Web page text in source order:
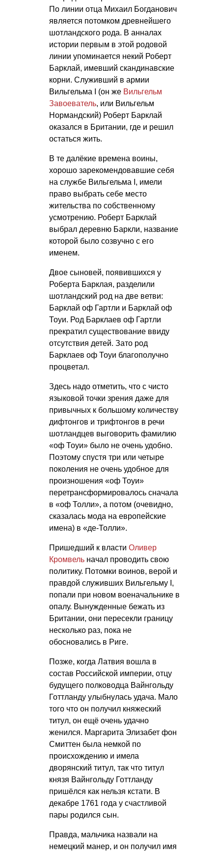
По линии отца Михаил Богданович
является потомком древнейшего
шотландского рода. В анналах
истории первым в этой родовой
линии упоминается некий Роберт
Барклай, имевший скандинавские
корни. Служивший в армии
Вильгельма I (он же Вильгельм
Завоеватель, или Вильгельм
Нормандский) Роберт Барклай
оказался в Британии, где и решил
остаться жить.
В те далёкие времена воины,
хорошо зарекомендовавшие себя
на службе Вильгельма I, имели
право выбрать себе место
жительства по собственному
усмотрению. Роберт Барклай
выбрал деревню Баркли, название
которой было созвучно с его
именем.
Двое сыновей, появившихся у
Роберта Барклая, разделили
шотландский род на две ветви:
Барклай оф Гартли и Барклай оф
Тоуи. Род Барклаев оф Гартли
прекратил существование ввиду
отсутствия детей. Зато род
Барклаев оф Тоуи благополучно
процветал.
Здесь надо отметить, что с чисто
языковой точки зрения даже для
привычных к большому количеству
дифтонгов и трифтонгов в речи
шотландцев выговорить фамилию
«оф Тоуи» было не очень удобно.
Поэтому спустя три или четыре
поколения не очень удобное для
произношения «оф Тоуи»
перетрансформировалось сначала
в «оф Толли», а потом (очевидно,
сказалась мода на европейские
имена) в «де-Толли».
Пришедший к власти Оливер
Кромвель начал проводить свою
политику. Потомки воинов, верой и
правдой служивших Вильгельму I,
попали при новом военачальнике в
опалу. Вынужденные бежать из
Британии, они пересекли границу
несколько раз, пока не
обосновались в Риге.
Позже, когда Латвия вошла в
состав Российской империи, отцу
будущего полководца Вайнгольду
Готтланду улыбнулась удача. Мало
того что он получил княжеский
титул, он ещё очень удачно
женился. Маргарита Элизабет фон
Смиттен была немкой по
происхождению и имела
дворянский титул, так что титул
князя Вайнгольду Готтланду
пришёлся как нельзя кстати. В
декабре 1761 года у счастливой
пары родился сын.
Правда, мальчика назвали на
немецкий манер, и он получил имя